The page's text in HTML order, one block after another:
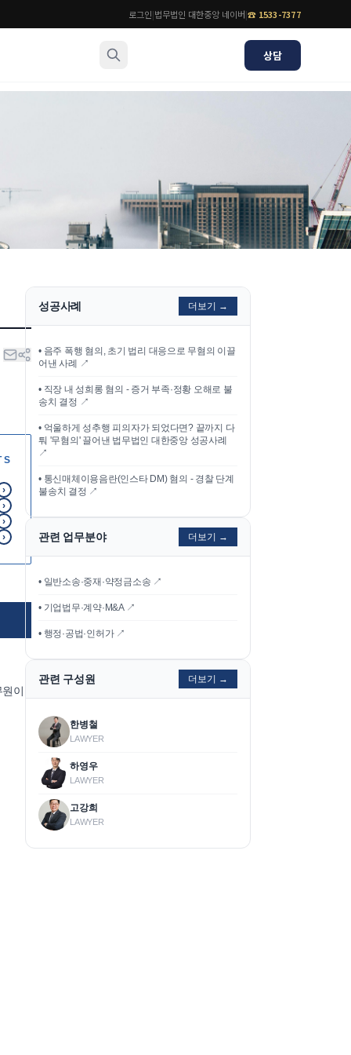
로그인|법무법인 대한중앙 네이버|☎ 1533-7377
상담
법률 블로그
법률서식
뉴스레터/브로슈어
›
›
›
›
이
성공사례 더보기 →
• 음주 폭행 혐의, 초기 법리 대응으로 무혐의 이끌
어낸 사례
↗
• 직장 내 성희롱 혐의 - 증거 부족·정황 오해로 불
송치 결정 ↗
• 억울하게 성추행 피의자가 되었다면? 끝까지 다
퉈 '무혐의' 끌어낸 법무법인 대한중앙 성공사례
↗
• 통신매체이용음란(인스타 DM) 혐의 - 경찰 단계
불송치 결정 ↗
관련 업무분야 더보기 →
• 일반소송·중재·약정금소송 ↗
• 기업법무·계약·M&A ↗
• 행정·공법·인허가 ↗
관련 구성원 더보기 →
한병철
LAWYER
하영우
LAWYER
고강희
LAWYER